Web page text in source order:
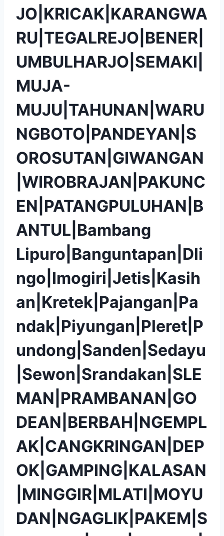
JO|KRICAK|KARANGWA
RU|TEGALREJO|BENER|
UMBULHARJO|SEMAKI|
MUJA-
MUJU|TAHUNAN|WARU
NGBOTO|PANDEYAN|S
OROSUTAN|GIWANGAN
|WIROBRAJAN|PAKUNC
EN|PATANGPULUHAN|B
ANTUL|Bambang
Lipuro|Banguntapan|Dli
ngo|Imogiri|Jetis|Kasih
an|Kretek|Pajangan|Pa
ndak|Piyungan|Pleret|P
undong|Sanden|Sedayu
|Sewon|Srandakan|SLE
MAN|PRAMBANAN|GO
DEAN|BERBAH|NGEMPL
AK|CANGKRINGAN|DEP
OK|GAMPING|KALASAN
|MINGGIR|MLATI|MOYU
DAN|NGAGLIK|PAKEM|S